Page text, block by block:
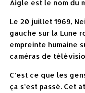
Aigle est le nom du
Le 20 juillet 1969,
gauche sur la Lune
empreinte humaine
caméras de
C’est ce que les
ça s’est passé. Cet